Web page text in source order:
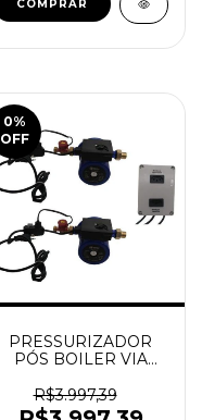
0%
OFF
PRESSURIZADOR
PÓS BOILER VIA
ORBITEC (Cerâmica)
R$3.997,39